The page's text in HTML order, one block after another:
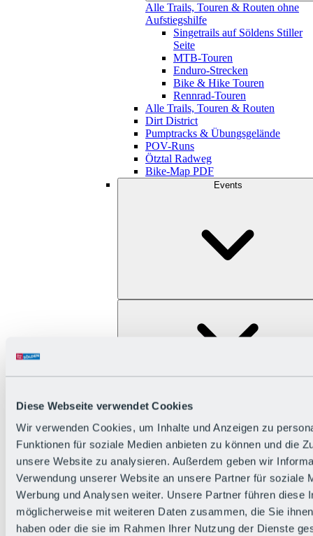
Diese Webseite verwendet Cookies
Wir verwenden Cookies, um Inhalte und Anzeigen zu
Funktionen für soziale Medien anbieten zu können und die
unsere Website zu analysieren. Außerdem geben wir
Verwendung unserer Website an unsere Partner für soziale
Werbung und Analysen weiter. Unsere Partner führen diese
möglicherweise mit weiteren Daten zusammen, die Sie
haben oder die sie im Rahmen Ihrer Nutzung der Dienste
Alle Trails, Touren & Routen ohne
Aufstiegshilfe
Singetrails auf Söldens Stiller
Seite
MTB-Touren
Enduro-Strecken
Bike & Hike Touren
Rennrad-Touren
Alle Trails, Touren & Routen
Dirt District
Pumptracks & Übungsgelände
POV-Runs
Ötztal Radweg
Bike-Map PDF
Events